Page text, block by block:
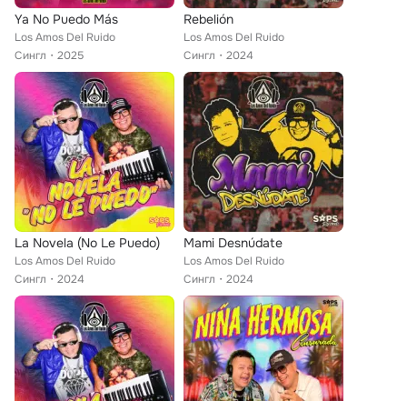
Ya No Puedo Más
Los Amos Del Ruido
Сингл
2025
Rebelión
Los Amos Del Ruido
Сингл
2024
La Novela (No Le Puedo)
Los Amos Del Ruido
Сингл
2024
Mami Desnúdate
Los Amos Del Ruido
Сингл
2024